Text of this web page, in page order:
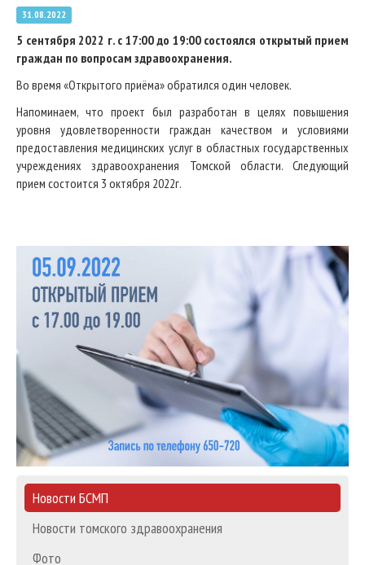
31.08.2022
5 сентября 2022 г. с 17:00 до 19:00 состоялся открытый прием
граждан по вопросам здравоохранения.
Во время «Открытого приёма» обратился один человек.
Напоминаем, что проект был разработан в целях повышения
уровня удовлетворенности граждан качеством и условиями
предоставления медицинских услуг в областных государственных
учреждениях здравоохранения Томской области. Следующий
прием состоится 3 октября 2022г.
Новости БСМП
Новости томского здравоохранения
Фото